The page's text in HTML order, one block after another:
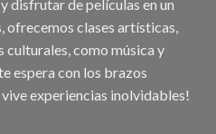
disfrutar de películas en un
ofrecemos clases artísticas,
como música y
espera con los brazos
experiencias inolvidables!